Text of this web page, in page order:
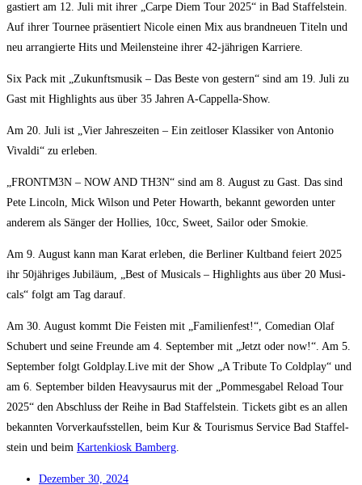
gas­tiert am 12. Juli mit ihrer „Car­pe Diem Tour 2025“ in Bad Staf­fel­stein.
Auf ihrer Tour­nee prä­sen­tiert Nico­le einen Mix aus brand­neu­en Titeln und
neu arran­gier­te Hits und Mei­len­stei­ne ihrer 42-jäh­ri­gen Karriere.
Six Pack mit „Zukunfts­mu­sik – Das Bes­te von ges­tern“ sind am 19. Juli zu
Gast mit High­lights aus über 35 Jah­ren A‑Cap­pel­la-Show.
Am 20. Juli ist „Vier Jah­res­zei­ten – Ein zeit­lo­ser Klas­si­ker von Anto­nio
Vival­di“ zu erleben.
„FRONTM3N – NOW AND TH3N“ sind am 8. August zu Gast. Das sind
Pete Lin­coln, Mick Wil­son und Peter Howarth, bekannt gewor­den unter
ande­rem als Sän­ger der Hol­lies, 10cc, Sweet, Sail­or oder Smokie.
Am 9. August kann man Karat erle­ben, die Ber­li­ner Kult­band fei­ert 2025
ihr 50jähriges Jubi­lä­um, „Best of Musi­cals – High­lights aus über 20 Musi­
cals“ folgt am Tag darauf.
Am 30. August kommt Die Feis­ten mit „Fami­li­en­fest!“, Come­di­an Olaf
Schu­bert und sei­ne Freun­de am 4. Sep­tem­ber mit „Jetzt oder now!“. Am 5.
Sep­tem­ber folgt Goldplay.Live mit der Show „A Tri­bu­te To Cold­play“ und
am 6. Sep­tem­ber bil­den Hea­vy­sau­rus mit der „Pom­mes­ga­bel Rel­oad Tour
2025“ den Abschluss der Rei­he in Bad Staf­fel­stein. Tickets gibt es an allen
bekann­ten Vor­ver­kaufs­stel­len, beim Kur & Tou­ris­mus Ser­vice Bad Staf­fel­
stein und beim Kar­ten­ki­osk Bam­berg.
Dezem­ber 30, 2024